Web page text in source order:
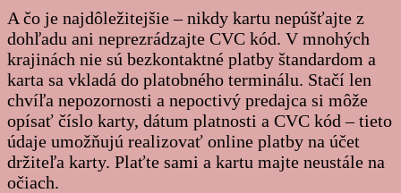
A čo je najdôležitejšie – nikdy kartu nepúšťajte z
dohľadu ani neprezrádzajte CVC kód. V mnohých
krajinách nie sú bezkontaktné platby štandardom a
karta sa vkladá do platobného terminálu. Stačí len
chvíľa nepozornosti a nepoctivý predajca si môže
opísať číslo karty, dátum platnosti a CVC kód – tieto
údaje umožňujú realizovať online platby na účet
držiteľa karty. Plaťte sami a kartu majte neustále na
očiach.